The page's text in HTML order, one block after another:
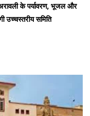
के पर्यावरण, भूजल और
उच्चस्तरीय समिति